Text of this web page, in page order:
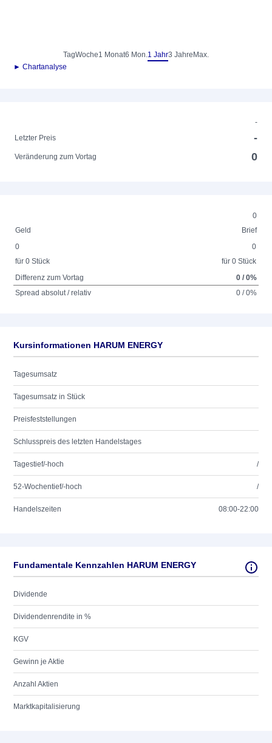
TagWoche1 Monat6 Mon.1 Jahr3 Jahre Max.
► Chartanalyse
-
Letzter Preis
-
Veränderung zum Vortag 0
0
Geld
Brief
0
für 0 Stück
0
für 0 Stück
Differenz zum Vortag
0 / 0%
Spread absolut / relativ
0 / 0%
Kursinformationen HARUM ENERGY
Tagesumsatz
Tagesumsatz in Stück
Preisfeststellungen
Schlusspreis des letzten Handelstages
Tagestief/-hoch /
52-Wochentief/-hoch /
Handelszeiten 08:00-22:00
Fundamentale Kennzahlen HARUM ENERGY
Dividende
Dividendenrendite in %
KGV
Gewinn je Aktie
Anzahl Aktien
Marktkapitalisierung